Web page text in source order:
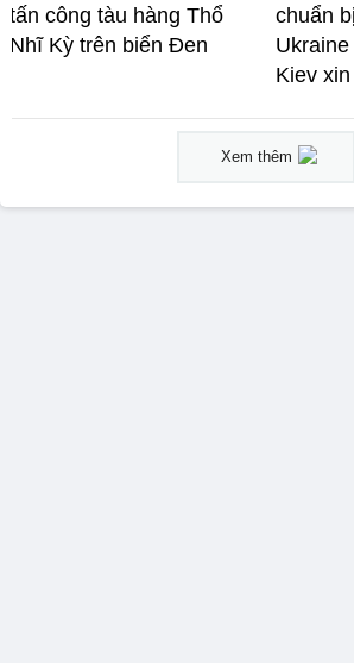
tấn công tàu hàng Thổ
Nhĩ Kỳ trên biển Đen
chuẩn
Kiev
Xem thêm